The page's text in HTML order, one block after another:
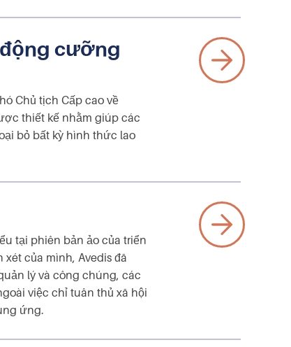
động cưỡng
Chủ tịch Cấp cao về
thiết kế nhằm giúp các
bỏ bất kỳ hình thức lao
tại phiên bản ảo của triển
của mình, Avedis đã
lý và công chúng, các
việc chỉ tuân thủ xã hội
ứng.